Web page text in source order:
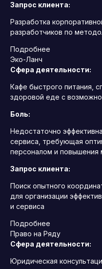
Запрос клиента:
Разработка
разработчиков по
Подробнее
Эко-Ланч
Сфера деятельности:
Кафе быстрого питания,
здоровой еде с
Боль:
Недостаточно
сервиса, требующая
персоналом и повышения
Запрос клиента:
Поиск опытного
для организации
и сервиса
Подробнее
Право на Ряду
Сфера деятельности:
Юридическая